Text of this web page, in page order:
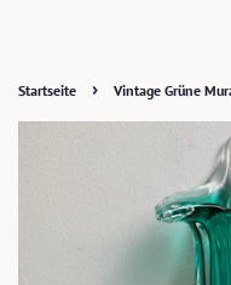
Startseite › Vintage Grüne